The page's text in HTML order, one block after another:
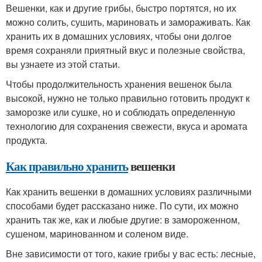
Вешенки, как и другие грибы, быстро портятся, но их
можно солить, сушить, мариновать и замораживать. Как
хранить их в домашних условиях, чтобы они долгое
время сохраняли приятный вкус и полезные свойства,
вы узнаете из этой статьи.
Чтобы продолжительность хранения вешенок была
высокой, нужно не только правильно готовить продукт к
заморозке или сушке, но и соблюдать определенную
технологию для сохранения свежести, вкуса и аромата
продукта.
Как правильно хранитьвешенки
Как хранить вешенки в домашних условиях различными
способами будет рассказано ниже. По сути, их можно
хранить так же, как и любые другие: в замороженном,
сушеном, маринованном и соленом виде.
Вне зависимости от того, какие грибы у вас есть: лесные,